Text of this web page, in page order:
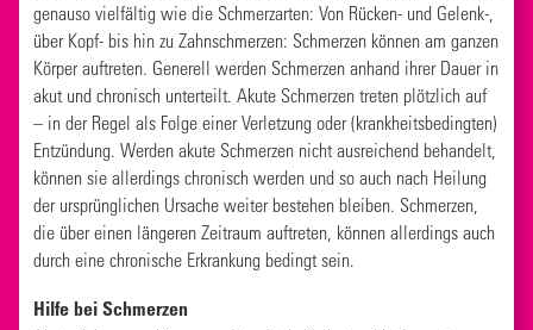
genauso vielfältig wie die Schmerzarten: Von Rücken- und Gelenk-,
über Kopf- bis hin zu Zahnschmerzen: Schmerzen können am ganzen
Körper auftreten. Generell werden Schmerzen anhand ihrer Dauer in
akut und chronisch unterteilt. Akute Schmerzen treten plötzlich auf
– in der Regel als Folge einer Verletzung oder (krankheitsbedingten)
Entzündung. Werden akute Schmerzen nicht ausreichend behandelt,
können sie allerdings chronisch werden und so auch nach Heilung
der ursprünglichen Ursache weiter bestehen bleiben. Schmerzen,
die über einen längeren Zeitraum auftreten, können allerdings auch
durch eine chronische Erkrankung bedingt sein.
Hilfe bei Schmerzen